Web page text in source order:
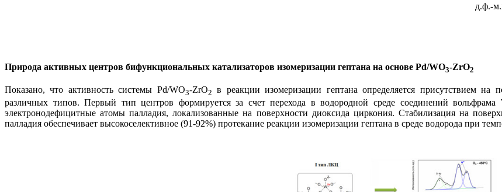
д.ф.-
Природа активных центров бифункциональных катализаторов изомеризации гептана на основе Pd/WO3-ZrO2
Показано, что активность системы Pd/WO3-ZrO2 в реакции изомеризации гептана определяется присутствием
различных типов. Первый тип центров формируется за счет перехода в водородной среде соединений
электронодефицитные атомы палладия, локализованные на поверхности диоксида циркония. Стабилизация на
палладия обеспечивает высокоселективное (91-92%) протекание реакции изомеризации гептана в среде водорода при